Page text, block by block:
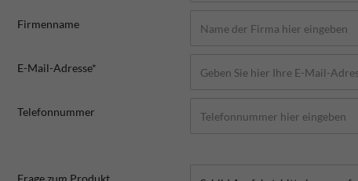
Firmenname
E-Mail-Adresse*
Telefonnummer